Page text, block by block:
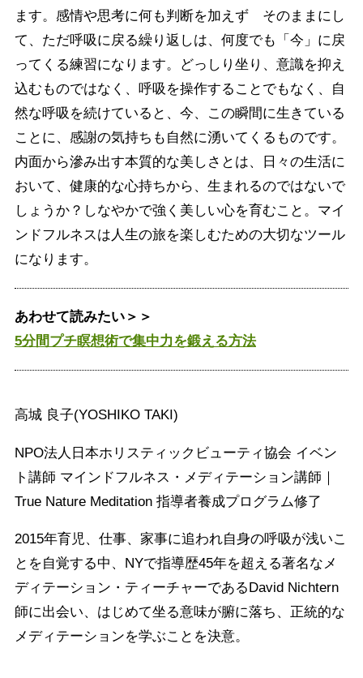
ます。感情や思考に何も判断を加えず そのままにし
て、ただ呼吸に戻る繰り返しは、何度でも「今」に戻
ってくる練習になります。どっしり坐り、意識を抑え
込むものではなく、呼吸を操作することでもなく、自
然な呼吸を続けていると、今、この瞬間に生きている
ことに、感謝の気持ちも自然に湧いてくるものです。
内面から滲み出す本質的な美しさとは、日々の生活に
おいて、健康的な心持ちから、生まれるのではないで
しょうか？しなやかで強く美しい心を育むこと。マイ
ンドフルネスは人生の旅を楽しむための大切なツール
になります。
あわせて読みたい＞＞
5分間プチ瞑想術で集中力を鍛える方法
高城 良子(YOSHIKO TAKI)
NPO法人日本ホリスティックビューティ協会 イベン
ト講師 マインドフルネス・メディテーション講師｜
True Nature Meditation 指導者養成プログラム修了
2015年育児、仕事、家事に追われ自身の呼吸が浅いこ
とを自覚する中、NYで指導歴45年を超える著名なメ
ディテーション・ティーチャーであるDavid Nichtern
師に出会い、はじめて坐る意味が腑に落ち、正統的な
メディテーションを学ぶことを決意。